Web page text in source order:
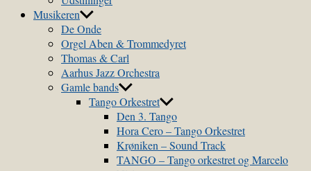
Musikeren
De Onde
Orgel Aben & Trommedyret
Thomas & Carl
Aarhus Jazz Orchestra
Gamle bands
Tango Orkestret
Den 3. Tango
Hora Cero – Tango Orkestret
Krøniken – Sound Track
TANGO – Tango orkestret og Marcelo